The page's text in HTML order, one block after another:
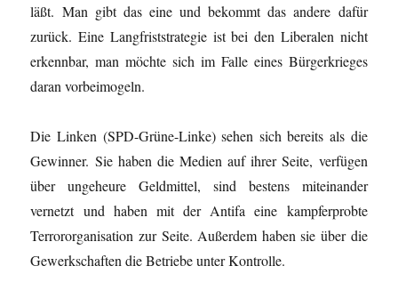
läßt. Man gibt das eine und bekommt das andere dafür
zurück. Eine Langfriststrategie ist bei den Liberalen nicht
erkennbar, man möchte sich im Falle eines Bürgerkrieges
daran vorbeimogeln.
Die Linken (SPD-Grüne-Linke) sehen sich bereits als die
Gewinner. Sie haben die Medien auf ihrer Seite, verfügen
über ungeheure Geldmittel, sind bestens miteinander
vernetzt und haben mit der Antifa eine kampferprobte
Terrororganisation zur Seite. Außerdem haben sie über die
Gewerkschaften die Betriebe unter Kontrolle.